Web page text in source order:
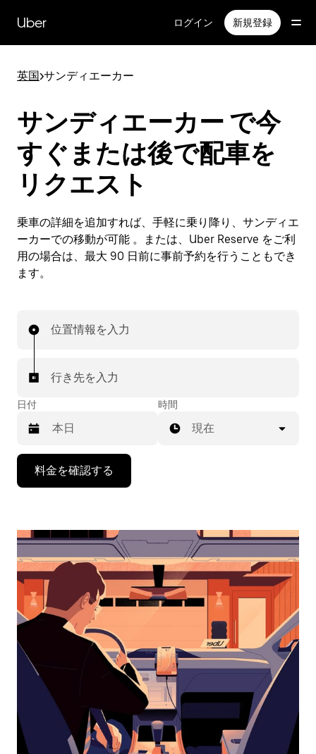
Uber ログイン 新規登録
英国>サンディエーカー
サンディエーカー で今
すぐまたは後で配車を
リクエスト
乗車の詳細を追加すれば、手軽に乗り降り、サンディエ
ーカーでの移動が可能 。または、Uber Reserve をご利
用の場合は、最大 90 日前に事前予約を行うこともでき
ます。
位置情報を入力
行き先を入力
日付
で
ン
ダ
ー
を
操
作
し、
を
選
択
時間
現在
料金を確認する